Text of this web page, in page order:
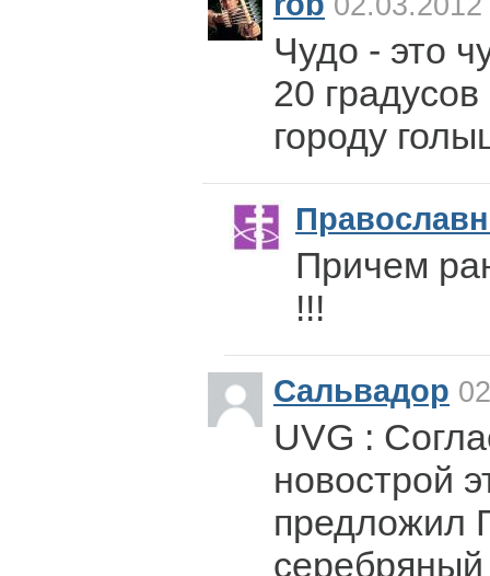
Чудо - это
20
городу
Причем
!!!
Сальвадор
UVG :
новострой
предложил
серебряный